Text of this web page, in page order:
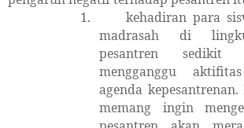
1.
kehadiran para
madrasah di
pesantren sedikit
mengganggu
agenda
memang ingin